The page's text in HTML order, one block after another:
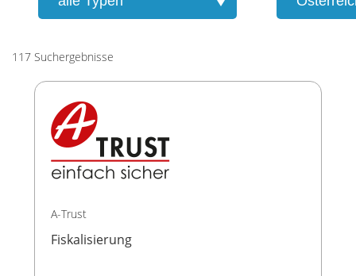
117 Suchergebnisse
A-Trust
Fiskalisierung